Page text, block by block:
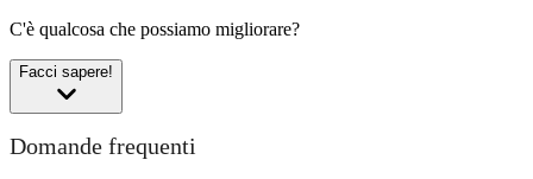
C'è qualcosa che possiamo migliorare?
Facci sapere!
Domande frequenti